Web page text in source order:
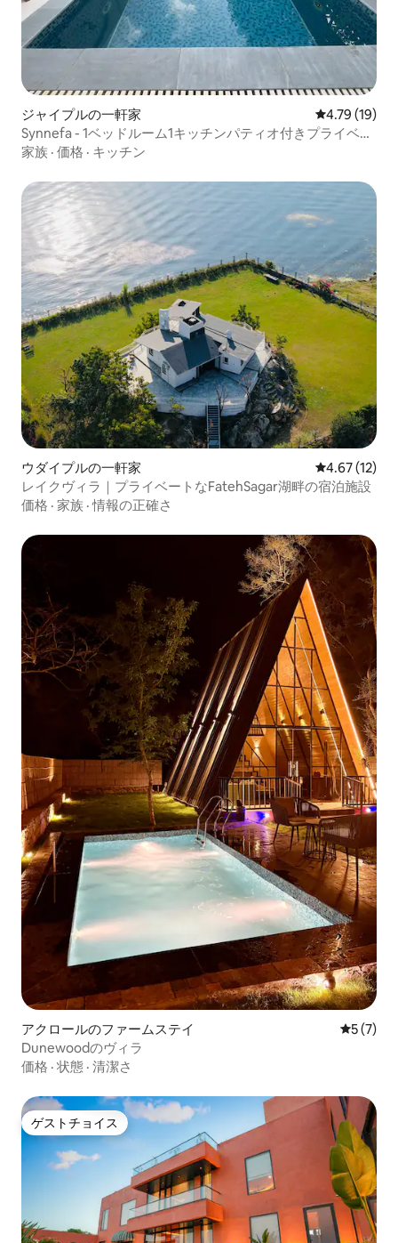
ジャイプルの一軒家 レビュー19
4.79 (19)
Synnefa - 1ベッドルーム1キッチンパティオ付きプライベー
トプールヴィラ
家族 · 価格 · キッチン
ウダイプルの一軒家 レビュー12
4.67 (12)
レイクヴィラ｜プライベートなFatehSagar湖畔の宿泊施設
価格 · 家族 ·情報の正確さ
アクロールのファームステイ レビュー
5 (7)
Dunewoodのヴィラ
価格 · 状態 · 清潔さ
ゲストチョイス
ゲストチョイス